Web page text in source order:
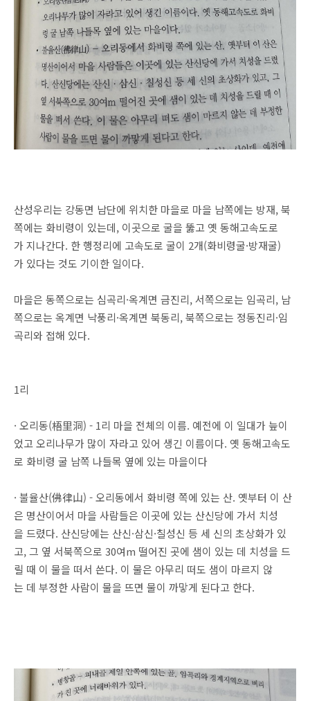
산성우리는 강동면 남단에 위치한 마을로 마을 남쪽에는 방재, 북
쪽에는 화비령이 있는데, 이곳으로 굴을 뚫고 옛 동해고속도로
가 지나간다. 한 행정리에 고속도로 굴이 2개(화비령굴·방재굴)
가 있다는 것도 기이한 일이다.
마을은 동쪽으로는 심곡리·옥계면 금진리, 서쪽으로는 임곡리, 남
쪽으로는 옥계면 낙풍리·옥계면 북동리, 북쪽으로는 정동진리·임
곡리와 접해 있다.
1리
· 오리동(梧里洞) - 1리 마을 전체의 이름. 예전에 이 일대가 늪이
었고 오리나무가 많이 자라고 있어 생긴 이름이다. 옛 동해고속도
로 화비령 굴 남쪽 나들목 옆에 있는 마을이다
· 불율산(佛律山) - 오리동에서 화비령 쪽에 있는 산. 옛부터 이 산
은 명산이어서 마을 사람들은 이곳에 있는 산신당에 가서 치성
을 드렸다. 산신당에는 산신·삼신·칠성신 등 세 신의 초상화가 있
고, 그 옆 서북쪽으로 30여m 떨어진 곳에 샘이 있는 데 치성을 드
릴 때 이 물을 떠서 쓴다. 이 물은 아무리 떠도 샘이 마르지 않
는 데 부정한 사람이 물을 뜨면 물이 까맣게 된다고 한다.